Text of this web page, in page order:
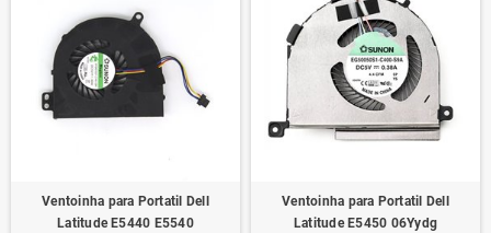
Ventoinha para Portatil Dell
Latitude E5440 E5540
Ventoinha para Portatil Dell
Latitude E5450 06Yydg